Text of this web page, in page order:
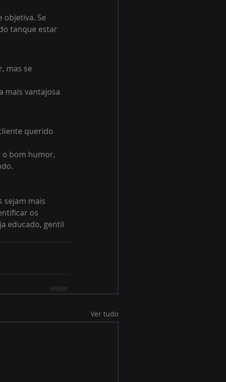
objetiva. Se
tanque estar
mas se
mais vantajosa
querido
o bom humor,
sejam mais
os
educado, gentil
Ver tudo